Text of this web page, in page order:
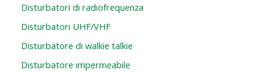
Disturbatori di radiofrequenza
Disturbatori UHF/VHF
Disturbatore di walkie talkie
Disturbatore impermeabile